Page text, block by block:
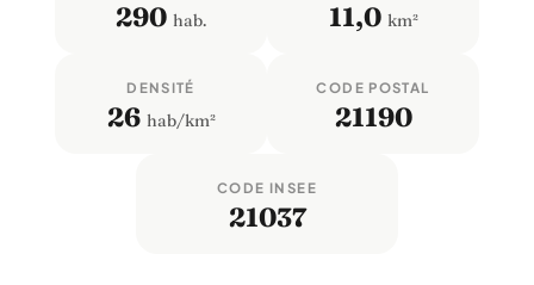
290 hab. 11,0 km²
DENSITÉ
26 hab/km²
CODE POSTAL
21190
CODE INSEE
21037